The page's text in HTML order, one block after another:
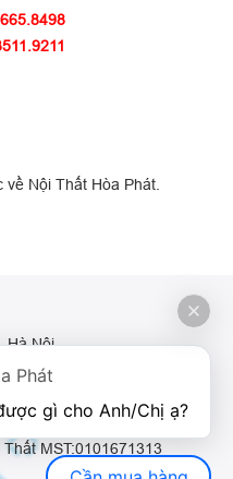
Nội Thất Hòa Phát.
Hà Nội
-024. 3665 8993
- 0942.155.688
MST:0101671313
Phát